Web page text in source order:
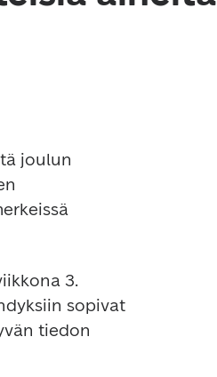
joulun
3.
sopivat
tiedon